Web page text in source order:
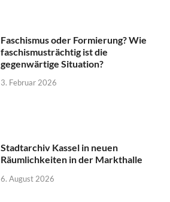
Faschismus oder Formierung? Wie
faschismusträchtig ist die
gegenwärtige Situation?
3. Februar 2026
Stadtarchiv Kassel in neuen
Räumlichkeiten in der Markthalle
6. August 2026